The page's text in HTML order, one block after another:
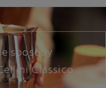
sposoby
Classico